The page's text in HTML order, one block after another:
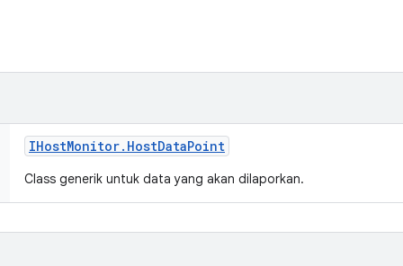
IHostMonitor. HostDataPoint
Class generik untuk data yang akan dilaporkan.